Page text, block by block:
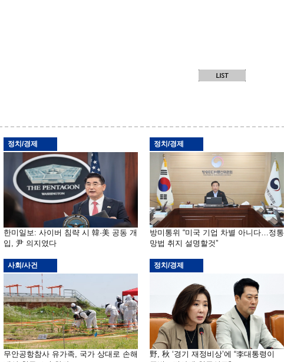
정치/경제
한미일보: 사이버 침략 시 韓·美 공동 개
입, 尹 의지였다
정치/경제
방미통위 “미국 기업 차별 아니다…정통
망법 취지 설명할것”
사회/사건
무안공항참사 유가족, 국가 상대로 손해
정치/경제
野, 秋 ‘경기 재정비상’에 “李대통령이